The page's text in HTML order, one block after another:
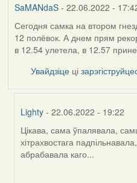
SaMANdaS- 22.06.2022 -
Сегодня самка на втором
12 полёвок. А днем прям
в 12.54 улетела, в 12.57
Увайдзіце ці
Lighty - 22.06.2022 - 19:22
In
reply
to
Цікава, сама ўпалявала,
хітрахвостага
абрабавала каго...